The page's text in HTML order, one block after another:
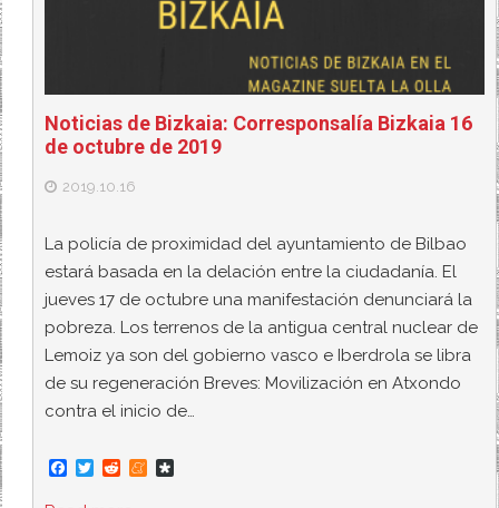
Noticias de Bizkaia: Corresponsalía Bizkaia 16
de octubre de 2019
2019.10.16
La policía de proximidad del ayuntamiento de Bilbao
estará basada en la delación entre la ciudadanía. El
jueves 17 de octubre una manifestación denunciará la
pobreza. Los terrenos de la antigua central nuclear de
Lemoiz ya son del gobierno vasco e Iberdrola se libra
de su regeneración Breves: Movilización en Atxondo
contra el inicio de…
F
T
R
M